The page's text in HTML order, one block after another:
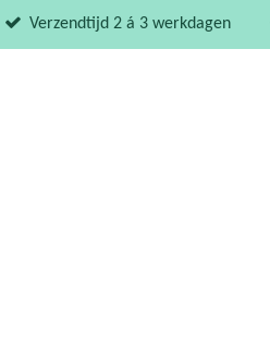
Verzendtijd 2 á 3 werkdagen